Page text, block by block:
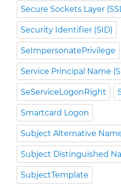
Secure Sockets Layer
Security Identifier (SID)
SeImpersonatePrivilege
Service Principal Name
SeServiceLogonRight
Smartcard Logon
Subject Alternative
Subject Distinguished
SubjectTemplate